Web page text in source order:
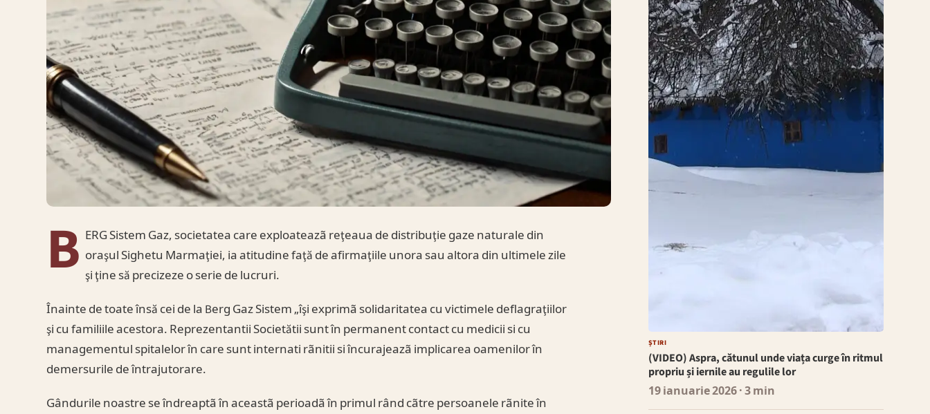
B ERG Sistem Gaz, societatea care exploateazã reţeaua de distribuţie gaze naturale din
oraşul Sighetu Marmaţiei, ia atitudine faţă de afirmaţiile unora sau altora din ultimele zile
şi ţine să precizeze o serie de lucruri.
Înainte de toate însă cei de la Berg Gaz Sistem „îşi exprimã solidaritatea cu victimele deflagraţiilor
şi cu familiile acestora. Reprezentantii Societătii sunt în permanent contact cu medicii si cu
managementul spitalelor în care sunt internati rãnitii si încurajeazã implicarea oamenilor în
demersurile de întrajutorare.
Gândurile noastre se îndreaptã în aceastã perioadã în primul rând cãtre persoanele rãnite în
ȘTIRI
(VIDEO) Aspra, cătunul unde viața curge în ritmul
propriu și iernile au regulile lor
19 ianuarie 2026· 3 min